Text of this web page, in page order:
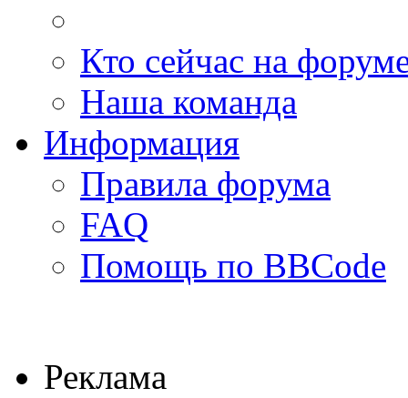
Кто сейчас на
Наша команда
Информация
Правила форума
FAQ
Помощь по BBCode
Реклама